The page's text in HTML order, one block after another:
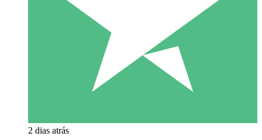
2 dias atrás